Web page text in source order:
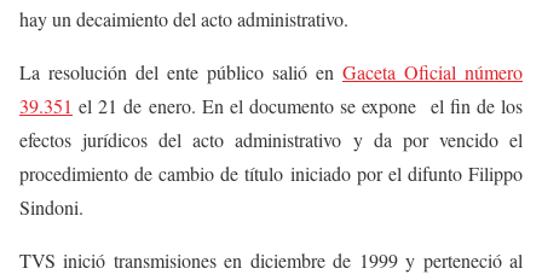
hay un decaimiento del acto administrativo.
La resolución del ente público salió en Gaceta Oficial número
39.351 el 21 de enero. En el documento se expone el fin de los
efectos jurídicos del acto administrativo y da por vencido el
procedimiento de cambio de título iniciado por el difunto Filippo
Sindoni.
TVS inició transmisiones en diciembre de 1999 y perteneció al